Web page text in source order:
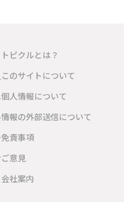
トピクルとは？
このサイトについて
個人情報について
情報の外部送信について
免責事項
ご意見
会社案内